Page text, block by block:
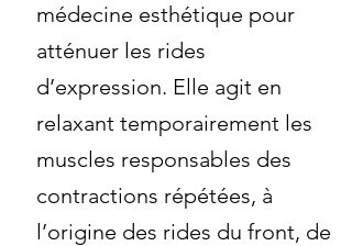
médecine esthétique pour
atténuer les rides
d’expression. Elle agit en
relaxant temporairement les
muscles responsables des
contractions répétées, à
l’origine des rides du front, de